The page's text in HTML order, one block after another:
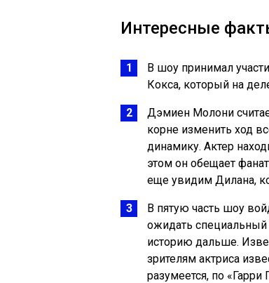
Интересные
В шоу принимал
Кокса, который на
Дэмиен Молони
корне изменить ход
динамику. Актер
этом он обещает
еще увидим Дилана,
В пятую часть шоу
ожидать специальный
историю дальше.
зрителям актриса
разумеется, по «Гарри